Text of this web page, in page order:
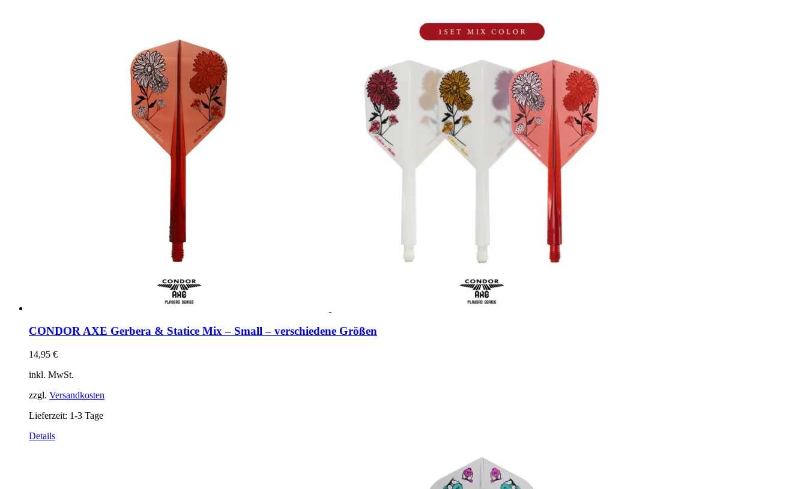
CONDOR AXE Gerbera & Statice Mix – Small – verschiedene Größen
14,95 €
inkl. MwSt.
zzgl. Versandkosten
Lieferzeit: 1-3 Tage
Dieses
Details